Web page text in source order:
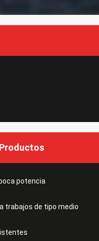
potencia
trabajos de tipo medio